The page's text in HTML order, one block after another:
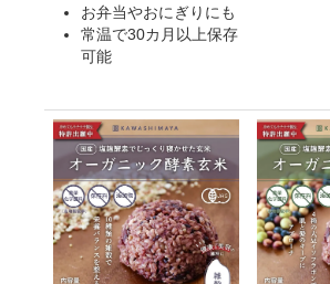
お弁当やおにぎりにも
常温で30カ月以上保存
可能
新規会員様限定
今すぐ使える300 円OFF
ご用意しました🎁
＼ ご登録の感謝を込め
新規会員様限定特典
300 円